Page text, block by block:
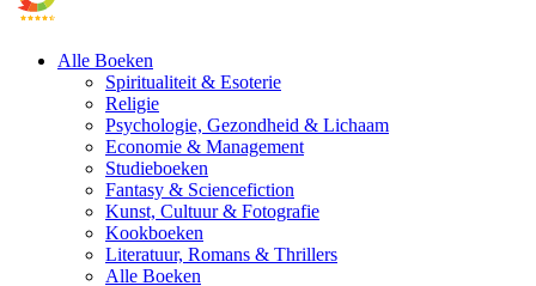
Alle Boeken
Spiritualiteit & Esoterie
Religie
Psychologie, Gezondheid & Lichaam
Economie & Management
Studieboeken
Fantasy & Sciencefiction
Kunst, Cultuur & Fotografie
Kookboeken
Literatuur, Romans & Thrillers
Alle Boeken